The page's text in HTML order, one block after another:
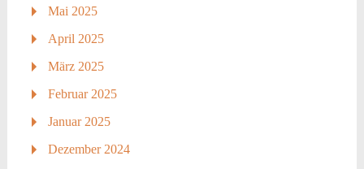
Mai 2025
April 2025
März 2025
Februar 2025
Januar 2025
Dezember 2024